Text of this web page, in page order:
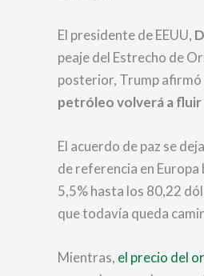
El presidente de EEUU,
peaje del Estrecho de
posterior, Trump afirmó
petróleo volverá a fluir
El acuerdo de paz se
de referencia en
5,5% hasta los 80,22
que todavía queda
Mientras, el precio del